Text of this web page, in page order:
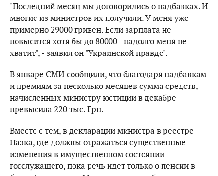
"Последний месяц мы договорились о надбавках. И
многие из министров их получили. У меня уже
примерно 29000 гривен. Если зарплата не
повысится хотя бы до 80000 - надолго меня не
хватит", - заявил он "Украинской правде".
В январе СМИ сообщили, что благодаря надбавкам
и премиям за несколько месяцев сумма средств,
начисленных министру юстиции в декабре
превысила 220 тыс. Грн.
Вместе с тем, в декларации министра в реестре
Назка, где должны отражаться существенные
изменения в имущественном состоянии
госслужащего, пока речь идет только о пенсии в